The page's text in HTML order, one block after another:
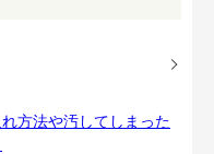
方法や汚してしまった